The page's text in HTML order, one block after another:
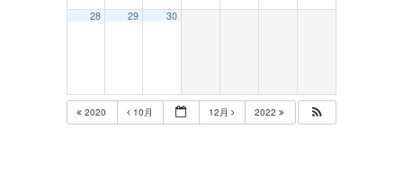
28 29 30
2020 10月 12月 2022